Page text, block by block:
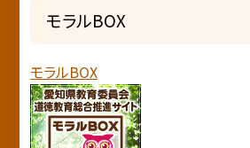
モラルBOX
モラルBOX